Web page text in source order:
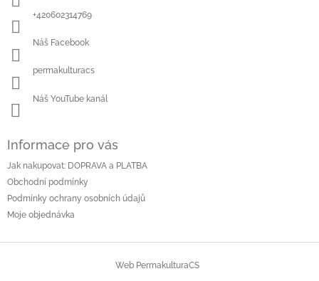
+420602314769
Náš Facebook
permakulturacs
Náš YouTube kanál
Informace pro vás
Jak nakupovat: DOPRAVA a PLATBA
Obchodní podmínky
Podmínky ochrany osobních údajů
Moje objednávka
Web PermakulturaCS